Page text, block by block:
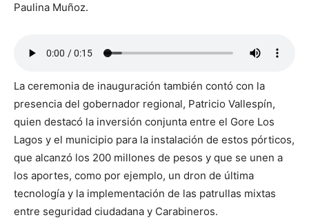
Paulina Muñoz.
La ceremonia de inauguración también contó con la
presencia del gobernador regional, Patricio Vallespín,
quien destacó la inversión conjunta entre el Gore Los
Lagos y el municipio para la instalación de estos pórticos,
que alcanzó los 200 millones de pesos y que se unen a
los aportes, como por ejemplo, un dron de última
tecnología y la implementación de las patrullas mixtas
entre seguridad ciudadana y Carabineros.